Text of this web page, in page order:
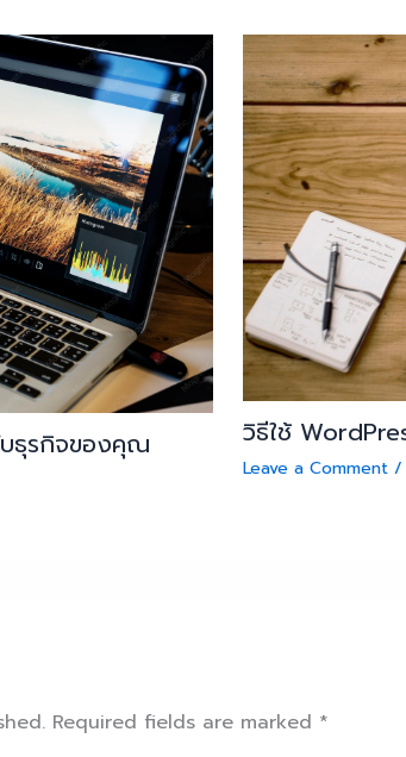
บธุรกิจของคุณ วิธีใช้
Leave a Comment /
Required fields are marked *